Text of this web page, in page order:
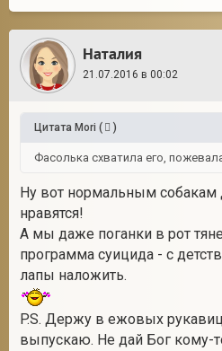
Наталия
21.07.2016 в 00:02
Цитата Mori ( )
Фасолька схватила его,
Ну вот нормальным собакам
нравятся!
А мы даже поганки в рот
программа суицида - с
лапы наложить.
P.S. Держу в ежовых
выпускаю. Не дай Бог кому-